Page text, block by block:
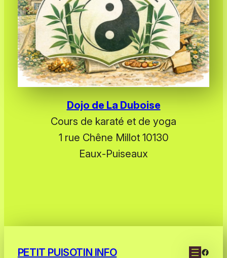
Dojo de La Duboise
Cours de karaté et de yoga
1 rue Chêne Millot 10130
Eaux-Puiseaux
PETIT PUISOTIN INFO